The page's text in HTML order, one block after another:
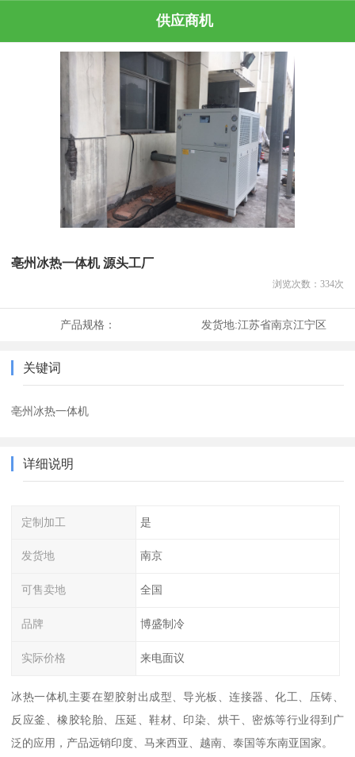
供应商机
亳州冰热一体机 源头工厂
浏览次数： 334次
产品规格： 发货地:江苏省南京江宁区
关键词
亳州冰热一体机
详细说明
定制加工 是
发货地 南京
可售卖地 全国
品牌 博盛制冷
实际价格 来电面议
冰热一体机主要在塑胶射出成型、导光板、连接器、化工、压铸、
反应釜、橡胶轮胎、压延、鞋材、印染、烘干、密炼等行业得到广
泛的应用，产品远销印度、马来西亚、越南、泰国等东南亚国家。